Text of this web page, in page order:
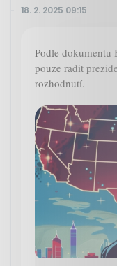
18. 2. 2025 09:15
Podle dokumentu
pouze radit
rozhodnutí.